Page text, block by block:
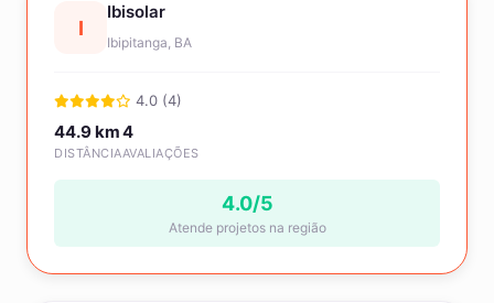
I
Ibisolar
Ibipitanga, BA
4.0 (4)
44.9 km
DISTÂNCIA
4
AVALIAÇÕES
4.0/5
Atende projetos na região